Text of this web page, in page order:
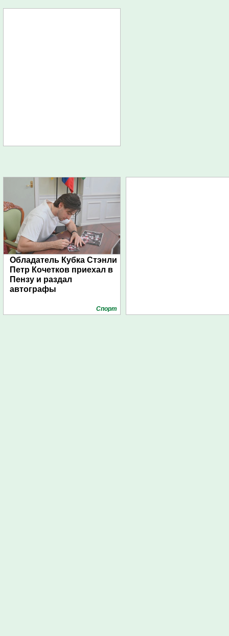
Обладатель Кубка Стэнли
Петр Кочетков приехал в
Пензу и раздал
автографы
Спорт